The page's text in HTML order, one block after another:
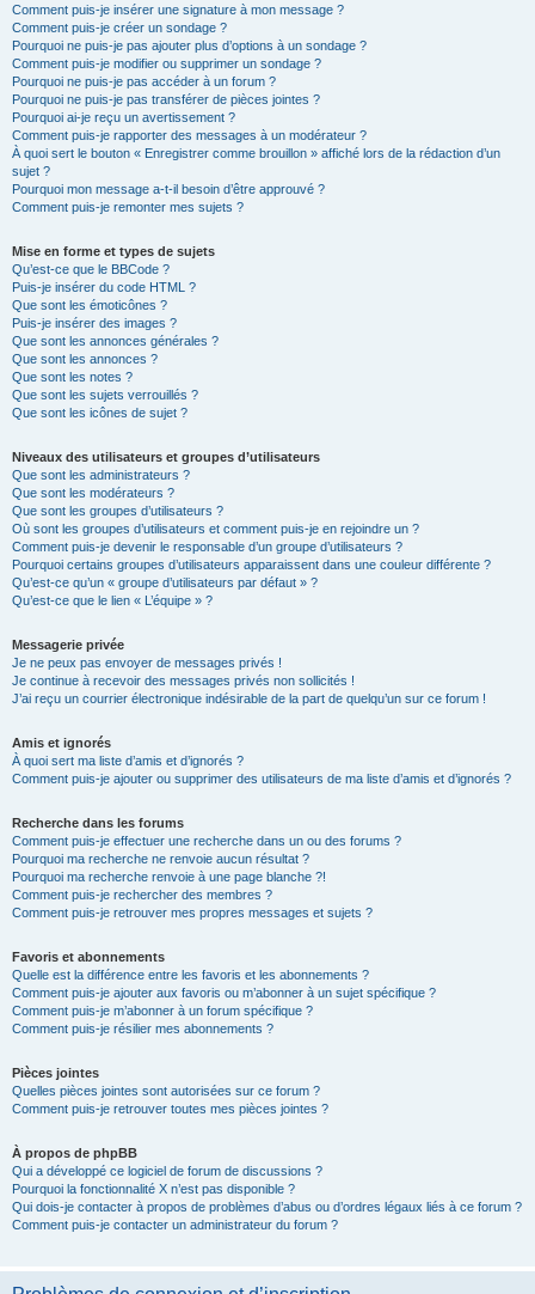
Comment puis-je insérer une signature à mon message ?
Comment puis-je créer un sondage ?
Pourquoi ne puis-je pas ajouter plus d’options à un sondage ?
Comment puis-je modifier ou supprimer un sondage ?
Pourquoi ne puis-je pas accéder à un forum ?
Pourquoi ne puis-je pas transférer de pièces jointes ?
Pourquoi ai-je reçu un avertissement ?
Comment puis-je rapporter des messages à un modérateur ?
À quoi sert le bouton « Enregistrer comme brouillon » affiché lors de la rédaction d’un
sujet ?
Pourquoi mon message a-t-il besoin d’être approuvé ?
Comment puis-je remonter mes sujets ?
Mise en forme et types de sujets
Qu’est-ce que le BBCode ?
Puis-je insérer du code HTML ?
Que sont les émoticônes ?
Puis-je insérer des images ?
Que sont les annonces générales ?
Que sont les annonces ?
Que sont les notes ?
Que sont les sujets verrouillés ?
Que sont les icônes de sujet ?
Niveaux des utilisateurs et groupes d’utilisateurs
Que sont les administrateurs ?
Que sont les modérateurs ?
Que sont les groupes d’utilisateurs ?
Où sont les groupes d’utilisateurs et comment puis-je en rejoindre un ?
Comment puis-je devenir le responsable d’un groupe d’utilisateurs ?
Pourquoi certains groupes d’utilisateurs apparaissent dans une couleur différente ?
Qu’est-ce qu’un « groupe d’utilisateurs par défaut » ?
Qu’est-ce que le lien « L’équipe » ?
Messagerie privée
Je ne peux pas envoyer de messages privés !
Je continue à recevoir des messages privés non sollicités !
J’ai reçu un courrier électronique indésirable de la part de quelqu’un sur ce forum !
Amis et ignorés
À quoi sert ma liste d’amis et d’ignorés ?
Comment puis-je ajouter ou supprimer des utilisateurs de ma liste d’amis et d’ignorés ?
Recherche dans les forums
Comment puis-je effectuer une recherche dans un ou des forums ?
Pourquoi ma recherche ne renvoie aucun résultat ?
Pourquoi ma recherche renvoie à une page blanche ?!
Comment puis-je rechercher des membres ?
Comment puis-je retrouver mes propres messages et sujets ?
Favoris et abonnements
Quelle est la différence entre les favoris et les abonnements ?
Comment puis-je ajouter aux favoris ou m’abonner à un sujet spécifique ?
Comment puis-je m’abonner à un forum spécifique ?
Comment puis-je résilier mes abonnements ?
Pièces jointes
Quelles pièces jointes sont autorisées sur ce forum ?
Comment puis-je retrouver toutes mes pièces jointes ?
À propos de phpBB
Qui a développé ce logiciel de forum de discussions ?
Pourquoi la fonctionnalité X n’est pas disponible ?
Qui dois-je contacter à propos de problèmes d’abus ou d’ordres légaux liés à ce forum ?
Comment puis-je contacter un administrateur du forum ?